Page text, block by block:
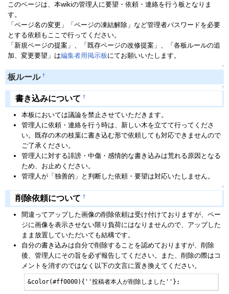
このページは、本wikiの管理人に要望・依頼・連絡を行う板となりま
す。
「ページ名の変更」「ページの凍結解除」など管理者パスワードを必要
とする依頼もここで行ってください。
「新規ページの提案」、「既存ページの改修提案」、「各板ルールの追
加、変更要望」は編集者用掲示板にてお願いいたします。
↑
板ルール †
↑
書き込みについて †
本板においては議論を禁止させていただきます。
管理人に依頼・連絡を行う時は、新しい木を立てて行ってくださ
い。既存の木の枝葉に書き込む形で依頼しても対応できませんので
ご了承ください。
管理人に対する誹謗・中傷・感情的な書き込みは荒れる原因となる
ため、お止めください。
管理人が「独善的」と判断した依頼・要望は対応いたしません。
↑
削除依頼について †
間違ってアップした画像の削除依頼は受け付けておりますが、ペー
ジに画像を表示させない限り負荷にはなりませんので、アップした
まま放置していただいても結構です。
自分の書き込みは自分で削除することを認めておりますが、削除
後、管理人にその旨を必ず報告してください。また、削除の際はコ
メントを消すのではなく以下の文言に置き換えてください。
&color(#ff0000){''投稿者本人が削除しました''};